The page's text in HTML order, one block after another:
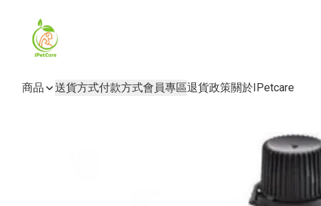
商品 送貨方式付款方式會員專區退貨政策關於IPetcare